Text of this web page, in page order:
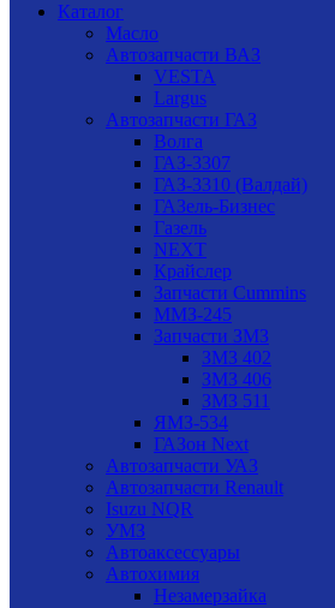
Каталог
Масло
Автозапчасти ВАЗ
VESTA
Largus
Автозапчасти ГАЗ
Волга
ГАЗ-3307
ГАЗ-3310 (Валдай)
ГАЗель-Бизнес
Газель
NEXT
Крайслер
Запчасти Cummins
ММЗ-245
Запчасти ЗМЗ
ЗМЗ 402
ЗМЗ 406
ЗМЗ 511
ЯМЗ-534
ГАЗон Next
Автозапчасти УАЗ
Автозапчасти Renault
Isuzu NQR
УМЗ
Автоаксессуары
Автохимия
Незамерзайка